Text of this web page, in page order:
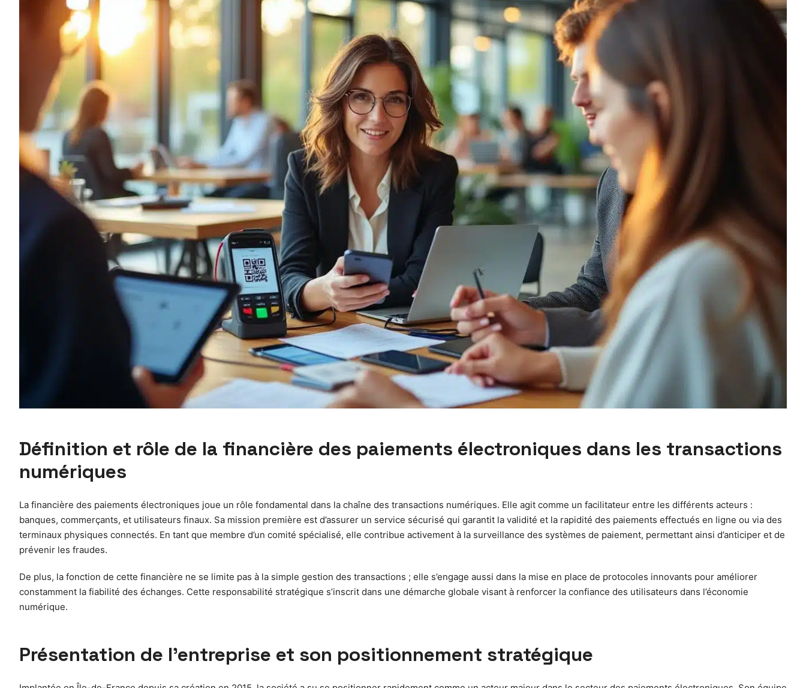
Définition et rôle de la financière des paiements électroniques dans les transactions
numériques
La financière des paiements électroniques joue un rôle fondamental dans la chaîne des transactions numériques. Elle agit comme un facilitateur entre les différents acteurs :
banques, commerçants, et utilisateurs finaux. Sa mission première est d’assurer un service sécurisé qui garantit la validité et la rapidité des paiements effectués en ligne ou via des
terminaux physiques connectés. En tant que membre d’un comité spécialisé, elle contribue activement à la surveillance des systèmes de paiement, permettant ainsi d’anticiper et de
prévenir les fraudes.
De plus, la fonction de cette financière ne se limite pas à la simple gestion des transactions ; elle s’engage aussi dans la mise en place de protocoles innovants pour améliorer
constamment la fiabilité des échanges. Cette responsabilité stratégique s’inscrit dans une démarche globale visant à renforcer la confiance des utilisateurs dans l’économie
numérique.
Présentation de l’entreprise et son positionnement stratégique